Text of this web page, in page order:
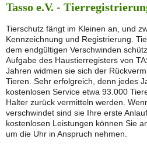
Tasso e.V. -
Tierschutz fängt im Kleinen an, und
Kennzeichnung und Registrierung.
dem endgültigen Verschwinden
Aufgabe des Haustierregisters von
Jahren widmen sie sich der
Tieren. Sehr erfolgreich, denn jedes
kostenlosen Service etwa 93.000
Halter zurück vermitteln werden.
verschwindet sind sie Ihre erste
kostenlosen Leistungen können Sie
um die Uhr in Anspruch nehmen.